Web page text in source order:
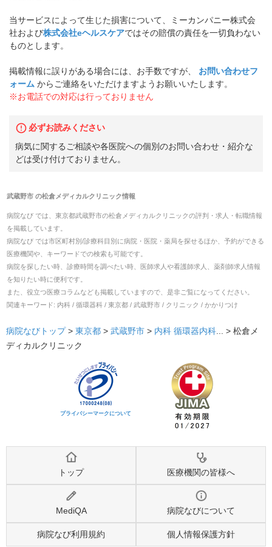
当サービスによって生じた損害について、ミーカンパニー株式会
社および株式会社eヘルスケアではその賠償の責任を一切負わない
ものとします。
掲載情報に誤りがある場合には、お手数ですが、
お問い合わせフ
ォーム からご連絡をいただけますようお願いいたします。
※お電話での対応は行っておりません
必ずお読みください
病気に関するご相談や各医院への個別のお問い合わせ・紹介な
どは受け付けておりません。
武蔵野市の松倉メディカルクリニック情報
病院なび では、 東京都武蔵野市の松倉メディカルクリニックの評判・求人・転職情報
を掲載しています。
病院なび では市区町村別/診療科目別に病院・医院・薬局を探せるほか、予約ができる
医療機関や、キーワードでの検索も可能です。
病院を探したい時、診療時間を調べたい時、医師求人や看護師求人、薬剤師求人情報
を知りたい時に便利です。
また、役立つ医療コラムなども掲載していますので、是非ご覧になってください。
関連キーワード: 内科 / 循環器科 / 東京都 / 武蔵野市 / クリニック / かかりつけ
病院なびトップ> 東京都 > 武蔵野市 > 内科 循環器内科 ... > 松倉メ
ディカルクリニック
プライバシーマークについて
トップ 医療機関の皆様へ
MediQA 病院なびについて
病院なび利用規約 個人情報保護方針